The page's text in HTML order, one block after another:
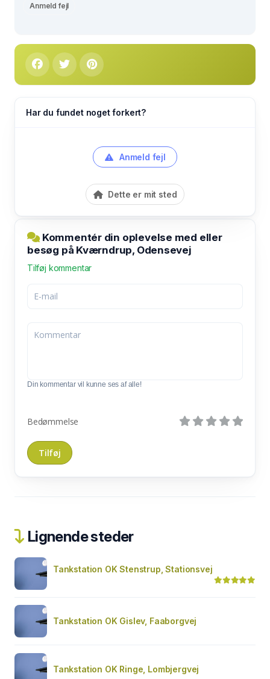
Anmeld fejl
Har du fundet noget forkert?
Anmeld fejl
Dette er mit sted
Kommentér din oplevelse med eller
besøg på Kværndrup, Odensevej
Tilføj kommentar
Din kommentar vil kunne ses af alle!
Bedømmelse
Lignende steder
Tankstation OK Stenstrup, Stationsvej
Tankstation OK Gislev, Faaborgvej
Tankstation OK Ringe, Lombjergvej